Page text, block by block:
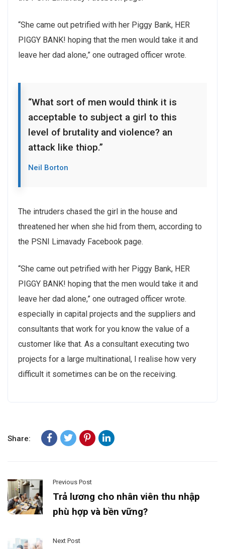
“She came out petrified with her Piggy Bank, HER
PIGGY BANK! hoping that the men would take it and
leave her dad alone,” one outraged officer wrote.
“What sort of men would think it is
acceptable to subject a girl to this
level of brutality and violence? an
attack like thiop.”
Neil Borton
The intruders chased the girl in the house and
threatened her when she hid from them, according to
the PSNI Limavady Facebook page.
“She came out petrified with her Piggy Bank, HER
PIGGY BANK! hoping that the men would take it and
leave her dad alone,” one outraged officer wrote.
especially in capital projects and the suppliers and
consultants that work for you know the value of a
customer like that. As a consultant executing two
projects for a large multinational, I realise how very
difficult it sometimes can be on the receiving.
Share:
Previous Post
Trả lương cho nhân viên thu nhập
phù hợp và bền vững?
Next Post